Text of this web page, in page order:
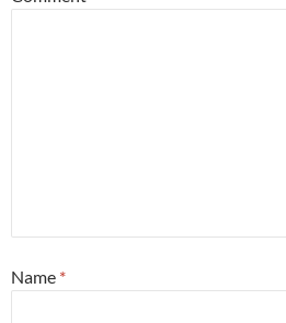
Name *